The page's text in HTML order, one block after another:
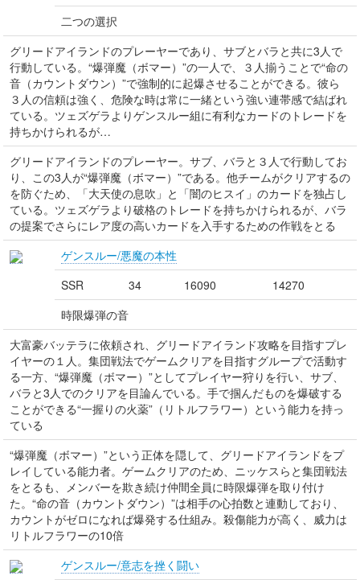
二つの選択
グリードアイランドのプレーヤーであり、サブとバラと共に3人で
行動している。“爆弾魔（ボマー）”の一人で、３人揃うことで“命の
音（カウントダウン）”で強制的に起爆させることができる。彼ら
３人の信頼は強く、危険な時は常に一緒という強い連帯感で結ばれ
ている。ツェズゲラよりゲンスルー組に有利なカードのトレードを
持ちかけられるが…
グリードアイランドのプレーヤー。サブ、バラと３人で行動してお
り、この3人が“爆弾魔（ボマー）”である。他チームがクリアするの
を防ぐため、「大天使の息吹」と「闇のヒスイ」のカードを独占し
ている。ツェズゲラより破格のトレードを持ちかけられるが、バラ
の提案でさらにレア度の高いカードを入手するための作戦をとる
ゲンスルー/悪魔の本性
SSR
34 16090
14270
時限爆弾の音
大富豪バッテラに依頼され、グリードアイランド攻略を目指すプレ
イヤーの１人。集団戦法でゲームクリアを目指すグループで活動す
る一方、“爆弾魔（ボマー）”としてプレイヤー狩りを行い、サブ、
バラと3人でのクリアを目論んでいる。手で掴んだものを爆破する
ことができる“一握りの火薬”（リトルフラワー）という能力を持っ
ている
“爆弾魔（ボマー）”という正体を隠して、グリードアイランドをプ
レイしている能力者。ゲームクリアのため、ニッケスらと集団戦法
をとるも、メンバーを欺き続け仲間全員に時限爆弾を取り付け
た。“命の音（カウントダウン）”は相手の心拍数と連動しており、
カウントがゼロになれば爆発する仕組み。殺傷能力が高く、威力は
リトルフラワーの10倍
ゲンスルー/意志を挫く闘い